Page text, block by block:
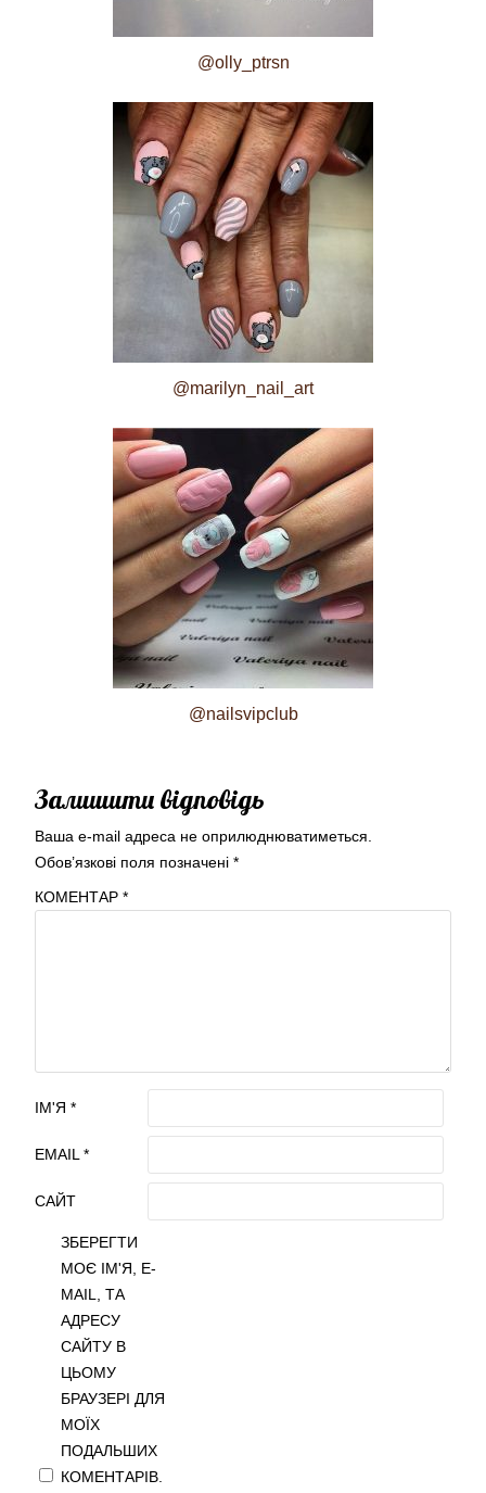
@olly_ptrsn
@marilyn_nail_art
@nailsvipclub
Залишити відповідь
Ваша e-mail адреса не оприлюднюватиметься.
Обов’язкові поля позначені *
КОМЕНТАР *
ІМ'Я *
EMAIL*
САЙТ
ЗБЕРЕГТИ
МОЄ ІМ'Я, E-
MAIL, ТА
АДРЕСУ
САЙТУ В
ЦЬОМУ
БРАУЗЕРІ ДЛЯ
МОЇХ
ПОДАЛЬШИХ
КОМЕНТАРІВ.